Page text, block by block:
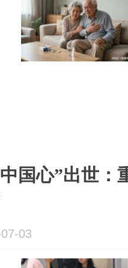
国心”出世：
03